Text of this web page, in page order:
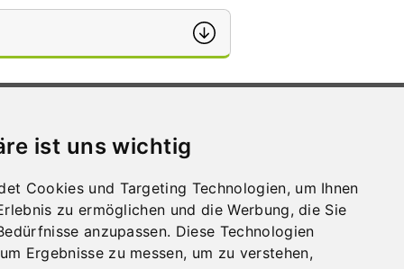
ist uns wichtig
Cookies und Targeting Technologien, um Ihnen
zu ermöglichen und die Werbung, die Sie
anzupassen. Diese Technologien
Ergebnisse zu messen, um zu verstehen,
Lage und Anreise
und Datenschutz
Amtssignatur